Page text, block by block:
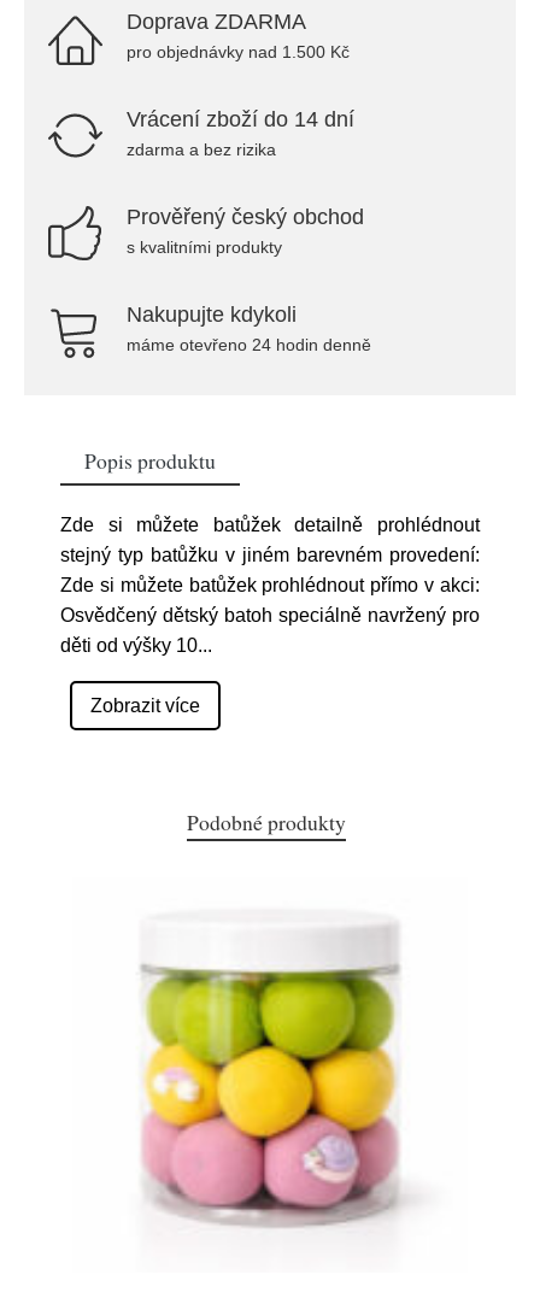
Doprava ZDARMA
pro objednávky nad 1.500 Kč
Vrácení zboží do 14 dní
zdarma a bez rizika
Prověřený český obchod
s kvalitními produkty
Nakupujte kdykoli
máme otevřeno 24 hodin denně
Popis produktu
Zde si můžete batůžek detailně prohlédnout
stejný typ batůžku v jiném barevném provedení:
Zde si můžete batůžek prohlédnout přímo v akci:
Osvědčený dětský batoh speciálně navržený pro
děti od výšky 10...
Zobrazit více
Podobné produkty